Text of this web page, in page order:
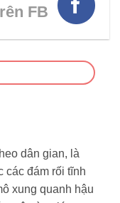
FB
dân gian, là
các đám rối tĩnh
xung quanh hậu